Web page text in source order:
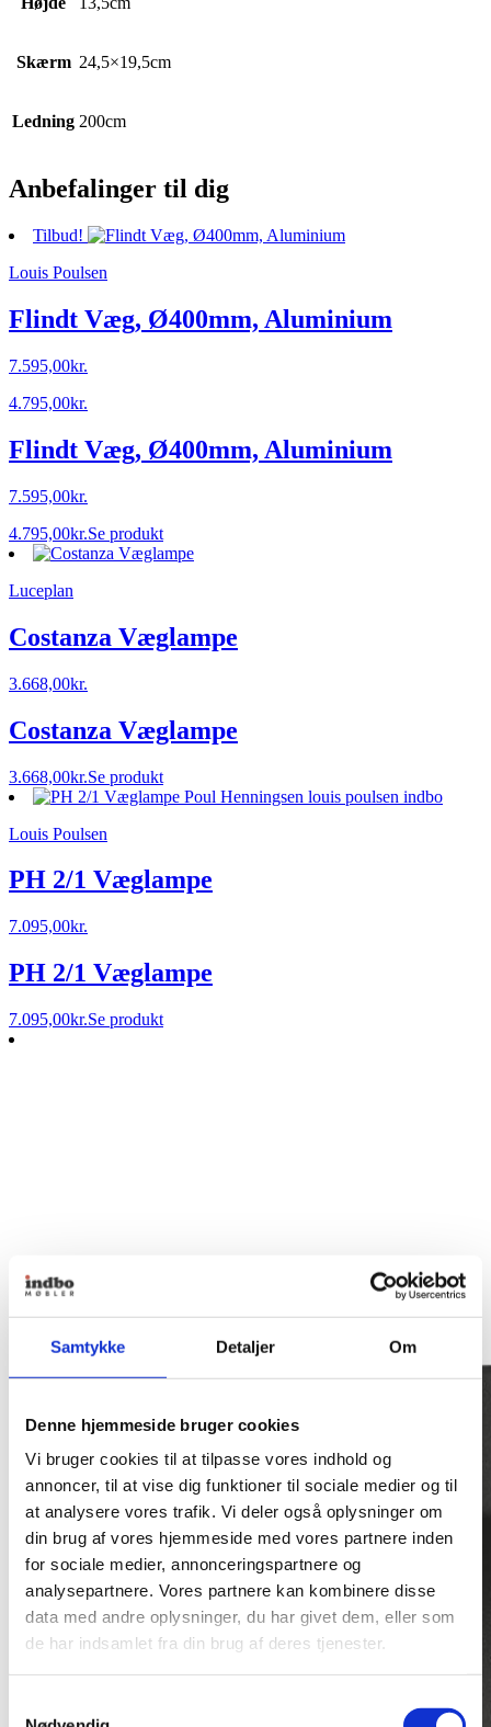
Samtykke Detaljer Om
Denne hjemmeside bruger cookies
Vi bruger cookies til at tilpasse vores indhold og
annoncer, til at vise dig funktioner til sociale medier og til
at analysere vores trafik. Vi deler også oplysninger om
din brug af vores hjemmeside med vores partnere inden
for sociale medier, annonceringspartnere og
analysepartnere. Vores partnere kan kombinere disse
data med andre oplysninger, du har givet dem, eller som
de har indsamlet fra din brug af deres tjenester.
Skærm 24,5×19,5cm
Ledning 200cm
Anbefalinger til dig
Tilbud!
Louis Poulsen
Flindt Væg, Ø400mm, Aluminium
7.595,00kr.
4.795,00kr.
Flindt Væg, Ø400mm, Aluminium
7.595,00kr.
4.795,00kr.Se produkt
Luceplan
Costanza Væglampe
3.668,00kr.
Costanza Væglampe
3.668,00kr.Se produkt
Louis Poulsen
PH 2/1 Væglampe
7.095,00kr.
PH 2/1 Væglampe
7.095,00kr.Se produkt